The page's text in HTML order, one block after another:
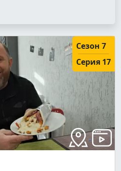
Сезон 7
Серия 17